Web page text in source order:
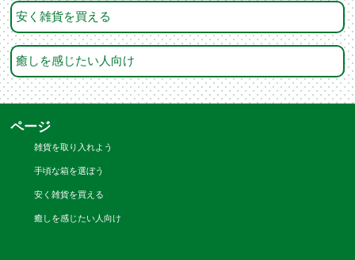
安く雑貨を買える
癒しを感じたい人向け
ページ
雑貨を取り入れよう
手頃な箱を選ぼう
安く雑貨を買える
癒しを感じたい人向け